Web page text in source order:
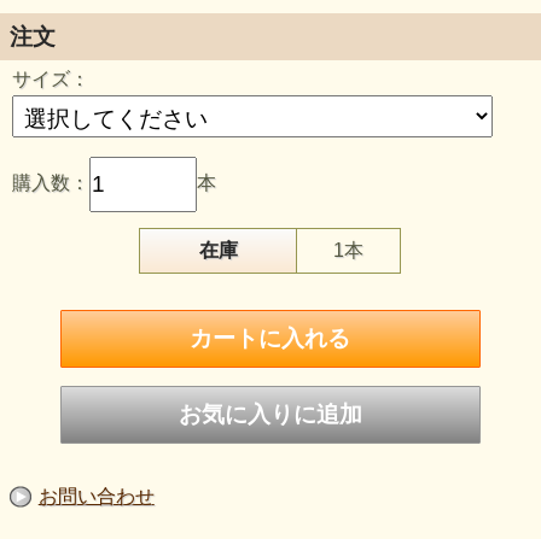
スレイマン
keyword （意識の囚われを癒す）
注文
サイズ：
購入数： 本
在庫 1本
お問い合わせ